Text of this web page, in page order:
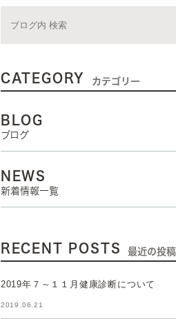
CATEGORY カテゴリー
BLOG
ブログ
NEWS
新着情報一覧
RECENT POSTS 最近の投稿
2019年７～１１月健康診断について
2019.06.21